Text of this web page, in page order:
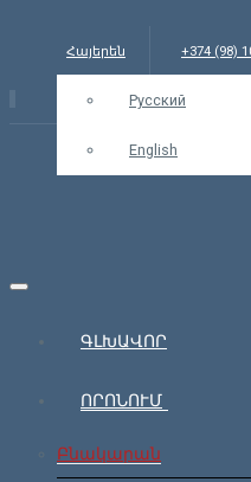
Հայերեն
Русский
English
+374 (98)
ԳԼԽԱՎՈՐ
ՈՐՈՆՈՒՄ
Բնակարան